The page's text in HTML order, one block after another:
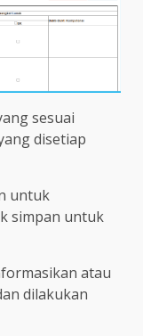
sesuai
disetiap
untuk
simpan untuk
atau
dilakukan